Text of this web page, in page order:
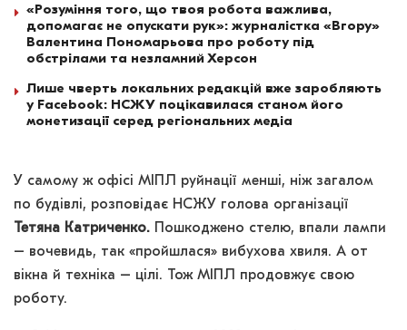
«Розуміння того, що твоя робота важлива,
допомагає не опускати рук»: журналістка «Вгору»
Валентина Пономарьова про роботу під
обстрілами та незламний Херсон
Лише чверть локальних редакцій вже заробляють
у Facebook: НСЖУ поцікавилася станом його
монетизації серед регіональних медіа
У самому ж офісі МІПЛ руйнації менші, ніж загалом
по будівлі, розповідає НСЖУ голова організації
Тетяна Катриченко. Пошкоджено стелю, впали лампи
– вочевидь, так «пройшлася» вибухова хвиля. А от
вікна й техніка – цілі. Тож МІПЛ продовжує свою
роботу.